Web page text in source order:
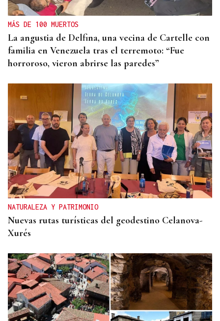
MÁS DE 100 MUERTOS
La angustia de Delfina, una vecina de Cartelle con
familia en Venezuela tras el terremoto: “Fue
horroroso, vieron abrirse las paredes”
NATURALEZA Y PATRIMONIO
Nuevas rutas turísticas del geodestino Celanova-
Xurés